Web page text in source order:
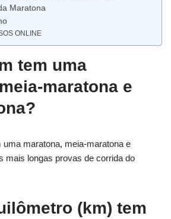
Maratona
ONLINE
tem uma
maratona e
uma maratona, meia-maratona e
mais longas provas de corrida do
(km) tem